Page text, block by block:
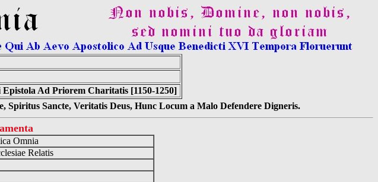
Ad Priorem Charitatis [1150-1250]
Sancte, Veritatis Deus, Hunc Locum a Malo Defendere Digneris.
Omnia
Relatis